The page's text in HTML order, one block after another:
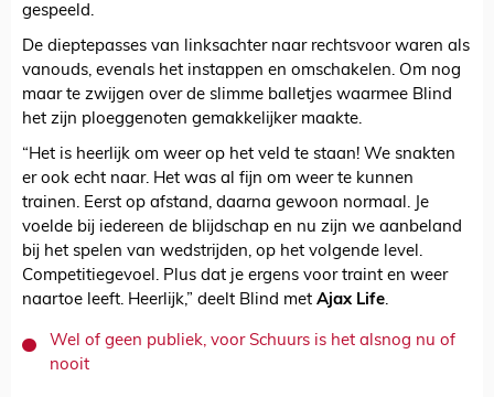
gespeeld.
De dieptepasses van linksachter naar rechtsvoor waren als
vanouds, evenals het instappen en omschakelen. Om nog
maar te zwijgen over de slimme balletjes waarmee Blind
het zijn ploeggenoten gemakkelijker maakte.
“Het is heerlijk om weer op het veld te staan! We snakten
er ook echt naar. Het was al fijn om weer te kunnen
trainen. Eerst op afstand, daarna gewoon normaal. Je
voelde bij iedereen de blijdschap en nu zijn we aanbeland
bij het spelen van wedstrijden, op het volgende level.
Competitiegevoel. Plus dat je ergens voor traint en weer
naartoe leeft. Heerlijk,” deelt Blind met Ajax Life.
Wel of geen publiek, voor Schuurs is het alsnog nu of
nooit